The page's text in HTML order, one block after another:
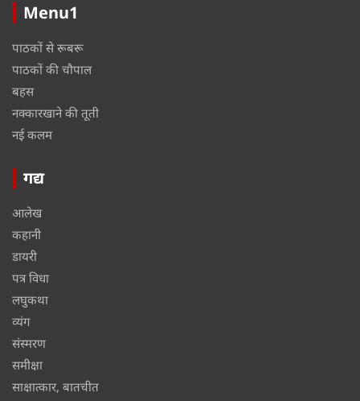
Menu1
पाठकों से रूबरू
पाठकों की चौपाल
बहस
नक्कारखाने की तूती
नई कलम
गद्य
आलेख
कहानी
डायरी
पत्र विधा
लघुकथा
व्यंग
संस्मरण
समीक्षा
साक्षात्कार, बातचीत